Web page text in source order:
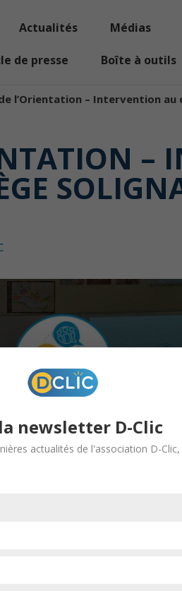
Actualités Médias
de presse Boîte à outils
l’Orientation – Intervention au
–
pour une journée consacrée à
les possibilités qui s’offrent à
newsletter D-Clic
actualités de l'association D-